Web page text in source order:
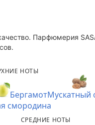
Парфюмерия
НОТЫ
БергамотМускатный
смородина
СРЕДНИЕ НОТЫ